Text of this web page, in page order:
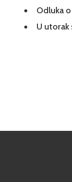
Odluka
U utorak